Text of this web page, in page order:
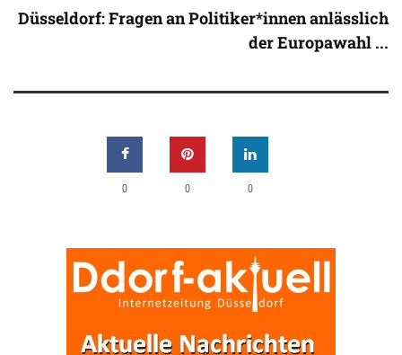
Düsseldorf: Fragen an Politiker*innen anlässlich
der Europawahl ...
0 0 0